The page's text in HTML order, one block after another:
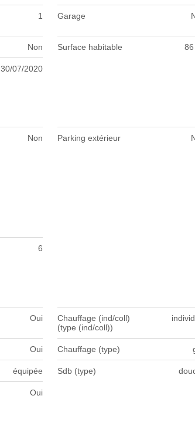
1 Garage
Non Surface habitable 86
30/07/2020
Non Parking extérieur
6
Oui
Chauffage (ind/coll)
(type (ind/coll))
Oui Chauffage (type)
équipée Sdb (type)
Oui